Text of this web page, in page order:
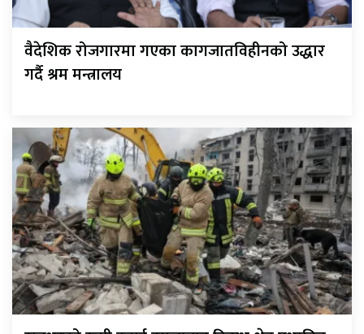
वैदेशिक रोजगारमा गएका कागजातविहीनको उद्धार
गर्दै श्रम मन्त्रालय